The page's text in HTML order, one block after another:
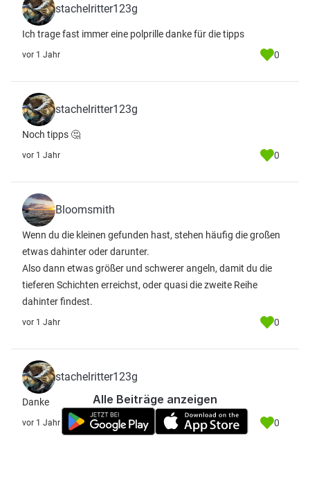
stachelritter123g
Ich trage fast immer eine polprille danke für die tipps
vor 1 Jahr 0
stachelritter123g
Noch tipps 🤔
vor 1 Jahr 0
Bloomsmith
Wenn du die kleinen gefunden hast, stehen häufig die großen
etwas dahinter oder darunter.
Also dann etwas größer und schwerer angeln, damit du die
tieferen Schichten erreichst, oder quasi die zweite Reihe
dahinter findest.
vor 1 Jahr 0
stachelritter123g
Danke
vor 1 Jahr 0
Alle Beiträge anzeigen